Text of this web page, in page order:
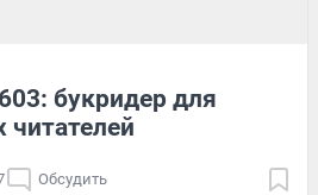
букридер для
читателей
Обсудить